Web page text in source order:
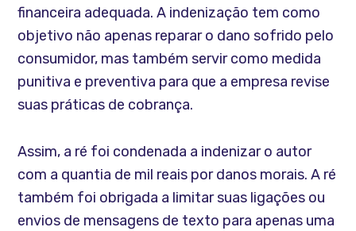
financeira adequada. A indenização tem como
objetivo não apenas reparar o dano sofrido pelo
consumidor, mas também servir como medida
punitiva e preventiva para que a empresa revise
suas práticas de cobrança.
Assim, a ré foi condenada a indenizar o autor
com a quantia de mil reais por danos morais. A ré
também foi obrigada a limitar suas ligações ou
envios de mensagens de texto para apenas uma